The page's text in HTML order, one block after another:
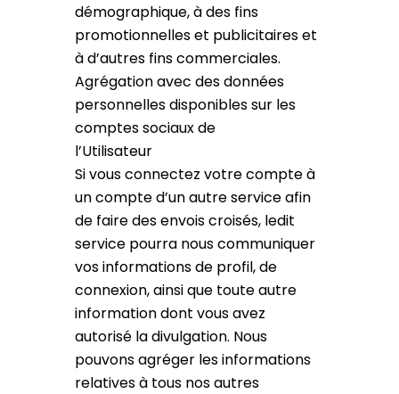
démographique, à des fins
promotionnelles et publicitaires et
à d’autres fins commerciales.
Agrégation avec des données
personnelles disponibles sur les
comptes sociaux de
l’Utilisateur
Si vous connectez votre compte à
un compte d’un autre service afin
de faire des envois croisés, ledit
service pourra nous communiquer
vos informations de profil, de
connexion, ainsi que toute autre
information dont vous avez
autorisé la divulgation. Nous
pouvons agréger les informations
relatives à tous nos autres